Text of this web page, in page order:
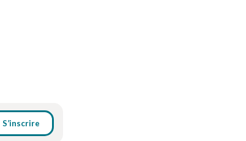
S’inscrire